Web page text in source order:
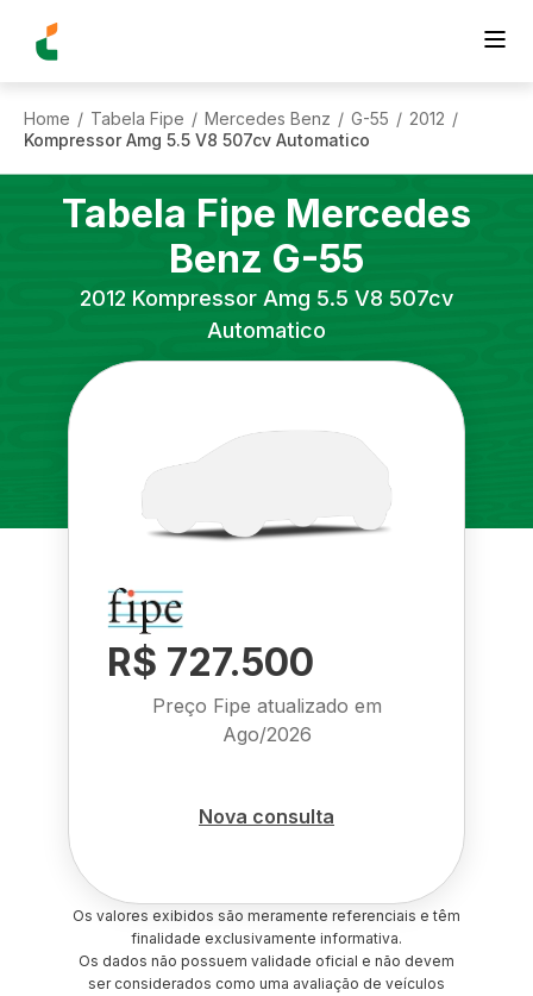
Home / Tabela Fipe / Mercedes Benz / G-55 / 2012 /
Kompressor Amg 5.5 V8 507cv Automatico
Tabela Fipe Mercedes
Benz G-55
2012 Kompressor Amg 5.5 V8 507cv
Automatico
R$ 727.500
Preço Fipe atualizado em
Ago/2026
Nova consulta
Os valores exibidos são meramente referenciais e têm
finalidade exclusivamente informativa.
Os dados não possuem validade oficial e não devem
ser considerados como uma avaliação de veículos